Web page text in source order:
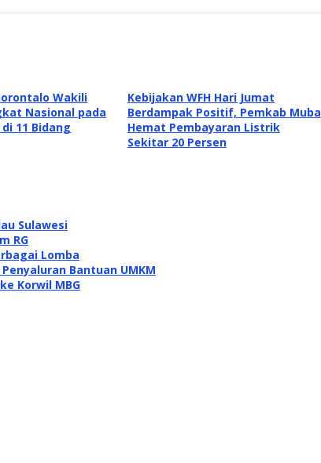
Wakili
Nasional pada
di 11 Bidang
Kebijakan WFH Hari Jumat
Berdampak Positif, Pemkab Muba
Hemat Pembayaran Listrik
Sekitar 20 Persen
Sulawesi
RG
Lomba
Bantuan UMKM
Korwil MBG